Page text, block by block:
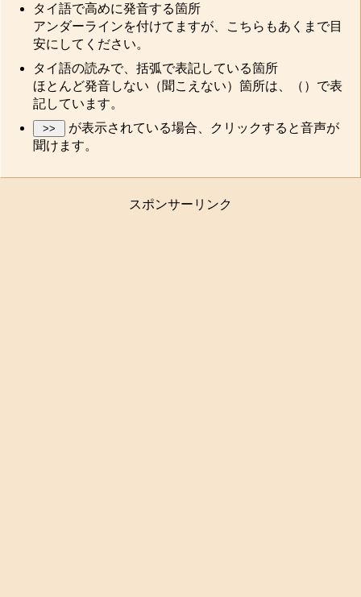
タイ語で高めに発音する箇所
アンダーラインを付けてますが、こちらもあくまで目
安にしてください。
タイ語の読みで、括弧で表記している箇所
ほとんど発音しない（聞こえない）箇所は、（）で表
記しています。
が表示されている場合、クリックすると音声が
聞けます。
スポンサーリンク